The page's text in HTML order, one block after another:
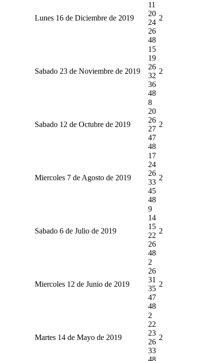
Lunes 16 de Diciembre de 2019
11
20
24
26
48
2
Sabado 23 de Noviembre de 2019
15
19
26
32
36
48
2
Sabado 12 de Octubre de 2019
8
20
26
27
47
48
2
Miercoles 7 de Agosto de 2019
17
24
26
33
45
48
2
Sabado 6 de Julio de 2019
9
14
15
22
26
48
2
Miercoles 12 de Junio de 2019
2
26
31
35
47
48
2
Martes 14 de Mayo de 2019
2
22
23
26
33
48
2